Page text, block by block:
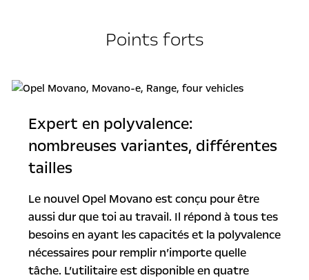
Points forts
Expert en polyvalence:
nombreuses variantes, différentes
tailles
Le nouvel Opel Movano est conçu pour être
aussi dur que toi au travail. Il répond à tous tes
besoins en ayant les capacités et la polyvalence
nécessaires pour remplir n’importe quelle
tâche. L’utilitaire est disponible en quatre